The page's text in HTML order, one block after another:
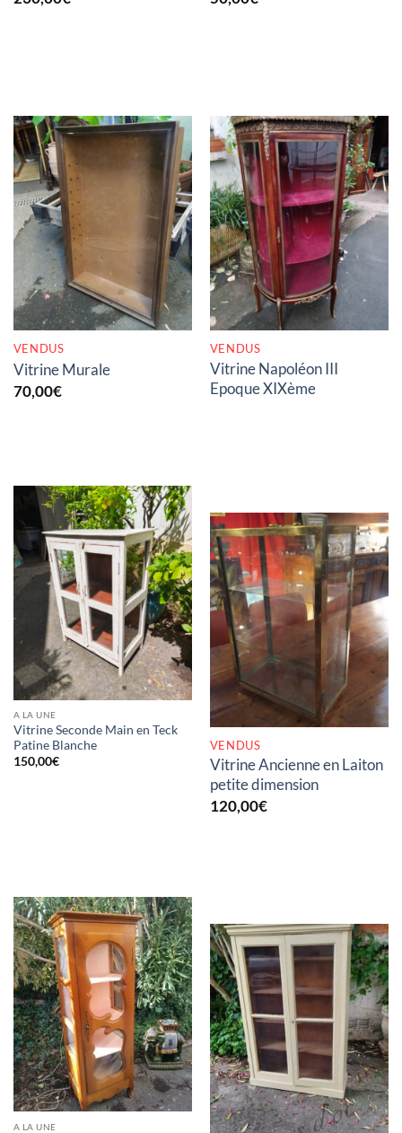
RUPTURE DE STOCK
VENDUS
Vitrine Murale
70,00€
RUPTURE DE STOCK
VENDUS
Vitrine Napoléon III
Epoque XIXème
A LA UNE
Vitrine Seconde Main en Teck
Patine Blanche
150,00€
RUPTURE DE STOCK
VENDUS
Vitrine Ancienne en Laiton
petite dimension
120,00€
A LA UNE
RUPTURE DE STOCK